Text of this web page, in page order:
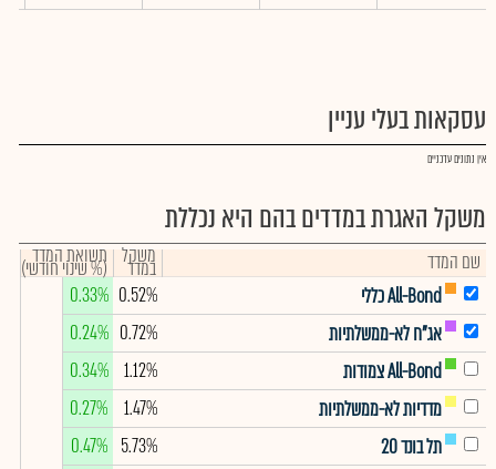
עסקאות בעלי עניין
אין נתונים עדכניים
משקל האגרת במדדים בהם היא נכללת
שם המדד משקל
במדד תשואת המדד
(% שינוי חודשי)
All-Bond כללי
0.52%
0.33%
אג"ח לא-ממשלתיות
0.72%
0.24%
All-Bond צמודות
1.12%
0.34%
מדדיות לא-ממשלתיות
1.47%
0.27%
תל בונד 20
5.73%
0.47%